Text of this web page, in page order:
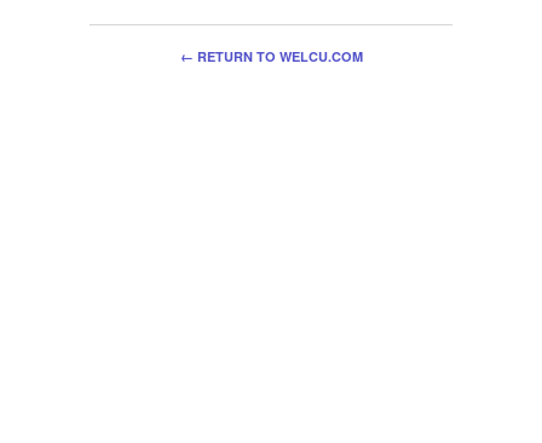
← RETURN TO WELCU.COM